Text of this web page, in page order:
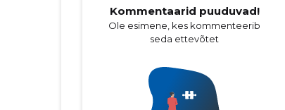
Kommentaarid puuduvad!
Ole esimene, kes kommenteerib
seda ettevõtet